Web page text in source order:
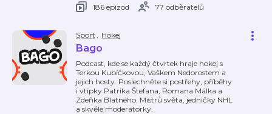
186 epizod
77 odběratelů
Sport , Hokej
Bago
Podcast, kde se každý čtvrtek hraje hokej s
Terkou Kubíčkovou, Vaškem Nedorostem a
jejich hosty. Poslechněte si postřehy, příběhy
i vtípky Patrika Štefana, Romana Málka a
Zdeňka Blatného. Mistrů světa, jedničky NHL
a skvělé moderátorky.